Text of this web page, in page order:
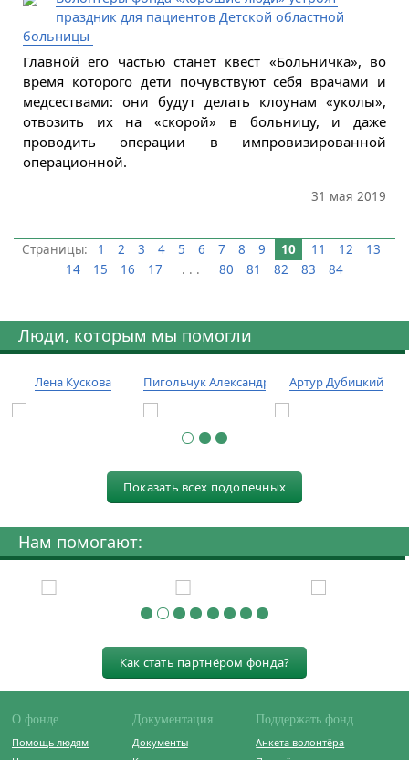
праздник для пациентов Детской областной
больницы
Главной его частью станет квест «Больничка», во
время которого дети почувствуют себя врачами и
медсествами: они будут делать клоунам «уколы»,
отвозить их на «скорой» в больницу, и даже
проводить операции в импровизированной
операционной.
31 мая 2019
Страницы: 1 2 3 4 5 6 7 8 9 10 11 12
13
14
15 16 17 . . . 80 81 82 83 84
Люди, которым мы помогли
Лена Кускова Пигольчук Александр Артур Дубицкий
Показать всех подопечных
Нам помогают:
Как стать партнёром фонда?
О фонде
Помощь людям
Документация
Документы
Поддержать фонд
Анкета волонтёра